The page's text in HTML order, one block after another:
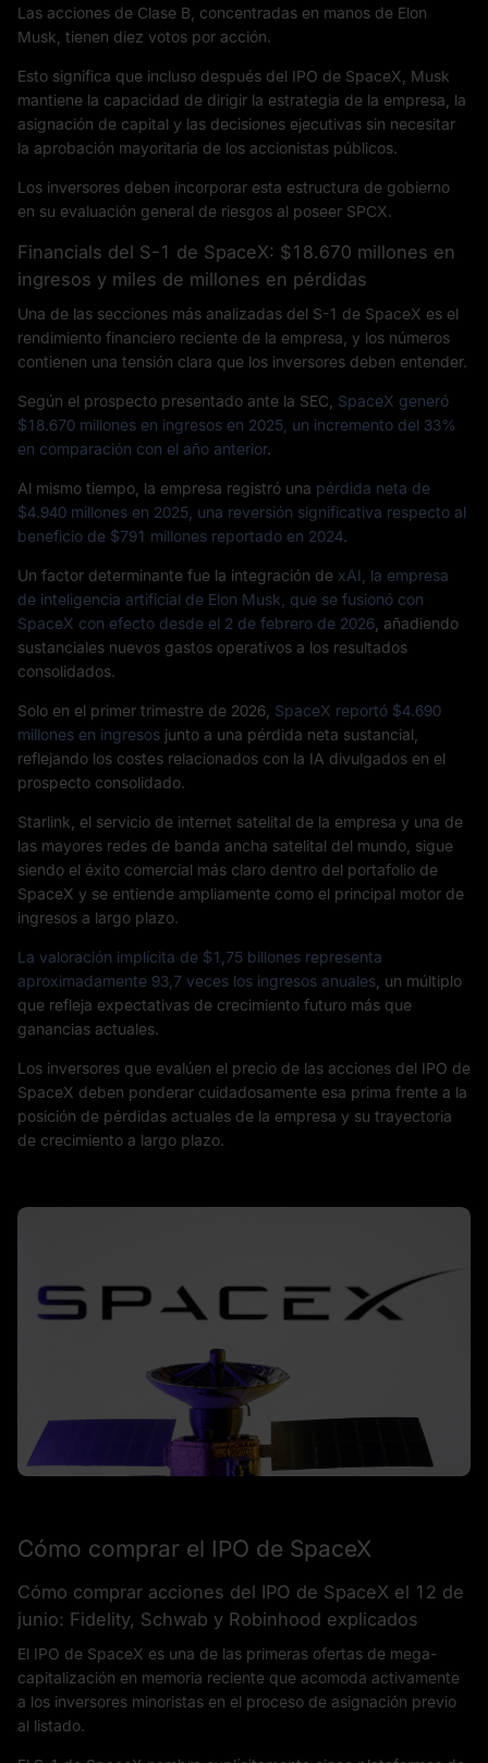
Las acciones de Clase B, concentradas en manos de Elon
Musk, tienen diez votos por acción.
Esto significa que incluso después del IPO de SpaceX, Musk
mantiene la capacidad de dirigir la estrategia de la empresa, la
asignación de capital y las decisiones ejecutivas sin necesitar
la aprobación mayoritaria de los accionistas públicos.
Los inversores deben incorporar esta estructura de gobierno
en su evaluación general de riesgos al poseer SPCX.
Financials del S-1 de SpaceX: $18.670 millones en
ingresos y miles de millones en pérdidas
Una de las secciones más analizadas del S-1 de SpaceX es el
rendimiento financiero reciente de la empresa, y los números
contienen una tensión clara que los inversores deben entender.
Según el prospecto presentado ante la SEC, SpaceX generó
$18.670 millones en ingresos en 2025, un incremento del 33%
en comparación con el año anterior.
Al mismo tiempo, la empresa registró una pérdida neta de
$4.940 millones en 2025, una reversión significativa respecto al
beneficio de $791 millones reportado en 2024.
Un factor determinante fue la integración de xAI, la empresa
de inteligencia artificial de Elon Musk, que se fusionó con
SpaceX con efecto desde el 2 de febrero de 2026 , añadiendo
sustanciales nuevos gastos operativos a los resultados
consolidados.
Solo en el primer trimestre de 2026, SpaceX reportó $4.690
millones en ingresos junto a una pérdida neta sustancial,
reflejando los costes relacionados con la IA divulgados en el
prospecto consolidado.
Starlink, el servicio de internet satelital de la empresa y una de
las mayores redes de banda ancha satelital del mundo, sigue
siendo el éxito comercial más claro dentro del portafolio de
SpaceX y se entiende ampliamente como el principal motor de
ingresos a largo plazo.
La valoración implícita de $1,75 billones representa
aproximadamente 93,7 veces los ingresos anuales , un múltiplo
que refleja expectativas de crecimiento futuro más que
ganancias actuales.
Los inversores que evalúen el precio de las acciones del IPO de
SpaceX deben ponderar cuidadosamente esa prima frente a la
posición de pérdidas actuales de la empresa y su trayectoria
de crecimiento a largo plazo.
Cómo comprar el IPO de SpaceX
Cómo comprar acciones del IPO de SpaceX el 12 de
junio: Fidelity, Schwab y Robinhood explicados
El IPO de SpaceX es una de las primeras ofertas de mega-
capitalización en memoria reciente que acomoda activamente
a los inversores minoristas en el proceso de asignación previo
al listado.